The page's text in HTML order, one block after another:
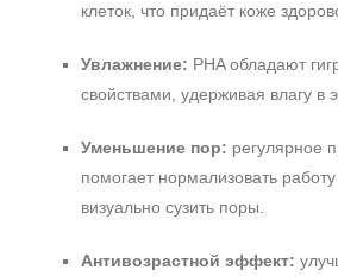
клеток, что придаёт коже
Увлажнение: PHA обладают
свойствами, удерживая влагу в
Уменьшение пор: регулярное
помогает нормализовать
визуально сузить поры.
Антивозрастной эффект: